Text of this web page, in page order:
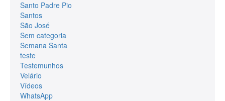
Santo Padre Pio
Santos
São José
Sem categoria
Semana Santa
teste
Testemunhos
Velário
Vídeos
WhatsApp